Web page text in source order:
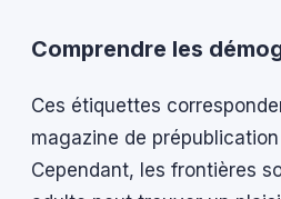
Comprendre les
Ces étiquettes
magazine de
Cependant, les frontières